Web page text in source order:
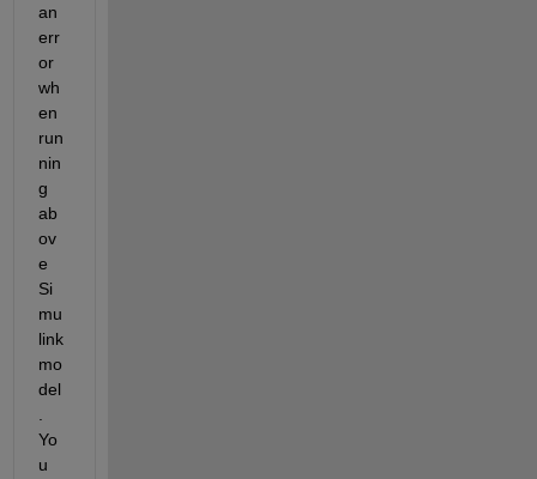
an
err
or
wh
en
run
nin
g
ab
ov
e
Si
mu
link
mo
del
Yo
u